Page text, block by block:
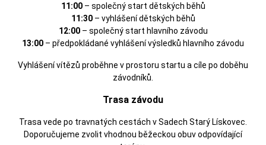
11:00– společný start dětských běhů
11:30– vyhlášení dětských běhů
12:00– společný start hlavního závodu
13:00 – předpokládané vyhlášení výsledků hlavního závodu
Vyhlášení vítězů proběhne v prostoru startu a cíle po doběhu
závodníků.
Trasa závodu
Trasa vede po travnatých cestách v Sadech Starý Lískovec.
Doporučujeme zvolit vhodnou běžeckou obuv odpovídající